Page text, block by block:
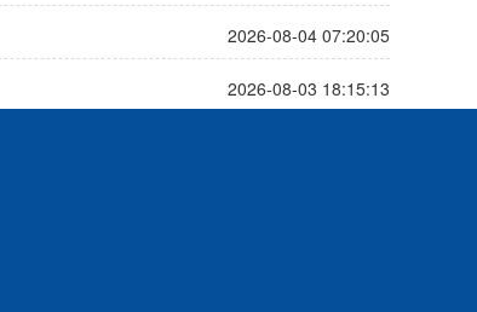
2026-08-04 07:20:05
2026-08-03 18:15:13